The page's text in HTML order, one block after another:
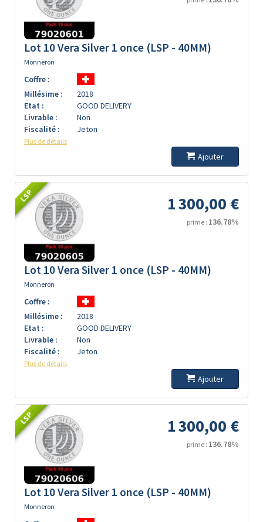
Lot 10 Vera Silver 1 once (LSP - 40MM)
Monneron
Coffre :
Millésime :
2018
Etat :
GOOD DELIVERY
Livrable :
Non
Fiscalité :
Jeton
Plus de détails
Ajouter
LSP 1 300,00 €
prime : 136.78%
Lot 10 Vera Silver 1 once (LSP - 40MM)
Monneron
Coffre :
Millésime :
2018
Etat :
GOOD DELIVERY
Livrable :
Non
Fiscalité :
Jeton
Plus de détails
Ajouter
LSP 1 300,00 €
prime : 136.78%
Lot 10 Vera Silver 1 once (LSP - 40MM)
Monneron